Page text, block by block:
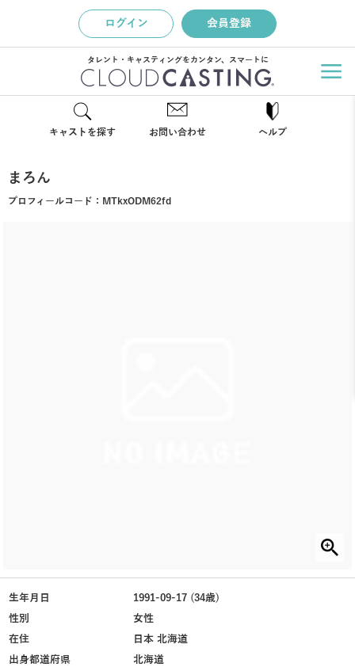
ログイン 会員登録
タレント・キャスティングをカンタン、スマートに
キャストを探す お問い合わせ ヘルプ
まろん
プロフィールコード： MTkxODM62fd
生年月日
1991-09-17 (34歳)
性別
女性
在住
日本 北海道
出身都道府県
北海道